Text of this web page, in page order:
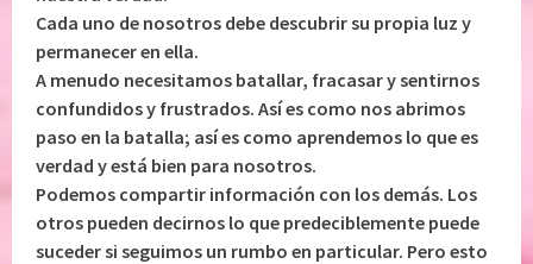
Cada uno de nosotros debe descubrir su propia luz y
permanecer en ella.
A menudo necesitamos batallar, fracasar y sentirnos
confundidos y frustrados. Así es como nos abrimos
paso en la batalla; así es como aprendemos lo que es
verdad y está bien para nosotros.
Podemos compartir información con los demás. Los
otros pueden decirnos lo que predeciblemente puede
suceder si seguimos un rumbo en particular. Pero esto